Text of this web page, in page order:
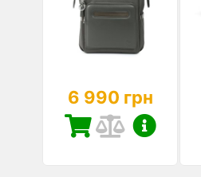
6 990 грн